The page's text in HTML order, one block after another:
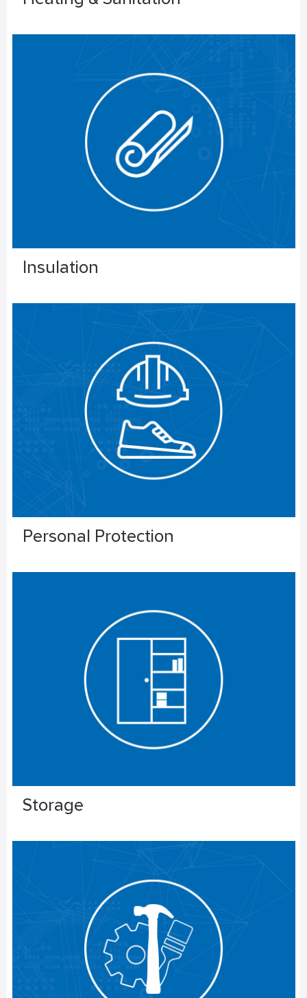
Insulation
Personal Protection
Storage